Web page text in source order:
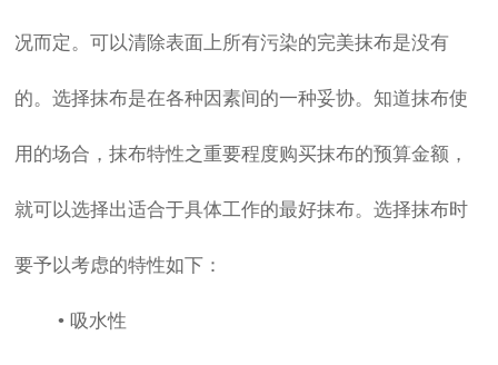
况而定。可以清除表面上所有污染的完美抹布是没有
的。选择抹布是在各种因素间的一种妥协。知道抹布使
用的场合，抹布特性之重要程度购买抹布的预算金额，
就可以选择出适合于具体工作的最好抹布。选择抹布时
要予以考虑的特性如下：
• 吸水性